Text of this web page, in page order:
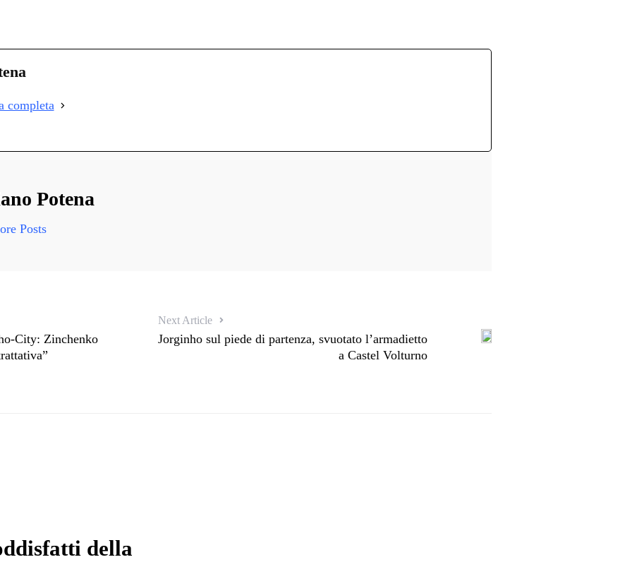
completa
Potena
Posts
City: Zinchenko
Next Article
Jorginho sul piede di partenza, svuotato l’armadietto
a Castel Volturno
della